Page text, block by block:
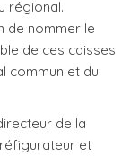
régional.
de nommer le
de ces caisses
commun et du
de la
et